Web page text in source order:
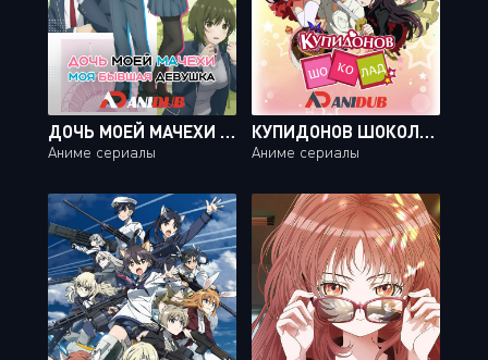
ДОЧЬ МОЕЙ МАЧЕХИ - МОЯ БЫВШАЯ ДЕВУШКА / MAMAHAHA NO TSUREGO GA MOTOKANO DATTA [12 ИЗ 12]
Аниме сериалы
КУПИДОНОВ ШОКОЛАД / AISHEN QIAOKELI-ING... [15 ИЗ 15]
Аниме сериалы